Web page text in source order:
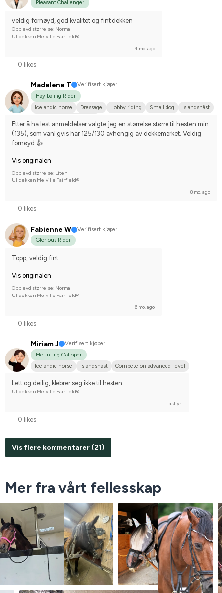
Pleasant Challenger
veldig fornøyd, god kvalitet og fint dekken
Opplevd størrelse: Normal
Ulldekken Melville Fairfield®
4 mo. ago
0 likes
Madelene T
Verifisert kjøper
Hay baling Rider
Icelandic horse
Dressage Hobby riding Small dog
Islandshäst
Etter å ha lest anmeldelser valgte jeg en størrelse større til hesten min
(135), som vanligvis har 125/130 avhengig av dekkemerket. Veldig
fornøyd 👍
Vis originalen
Opplevd størrelse: Liten
Ulldekken Melville Fairfield®
8 mo. ago
0 likes
Fabienne W
Verifisert kjøper
Glorious Rider
Topp, veldig fint
Vis originalen
Opplevd størrelse: Normal
Ulldekken Melville Fairfield®
6 mo. ago
0 likes
Miriam J
Verifisert kjøper
Mounting Galloper
Icelandic horse
Islandshäst Compete on advanced-level
Lett og deilig, klebrer seg ikke til hesten
Ulldekken Melville Fairfield®
last yr.
0 likes
Vis flere kommentarer (21)
Mer fra vårt fellesskap